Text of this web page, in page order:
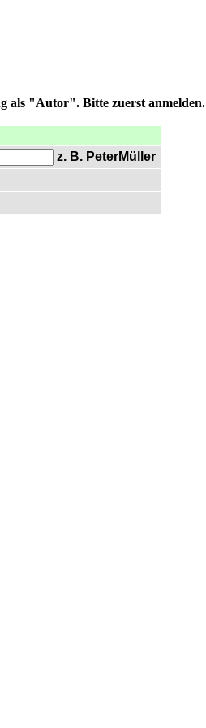
als "Autor". Bitte zuerst anmelden.
z. B. PeterMüller